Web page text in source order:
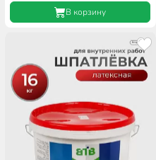
В корзину